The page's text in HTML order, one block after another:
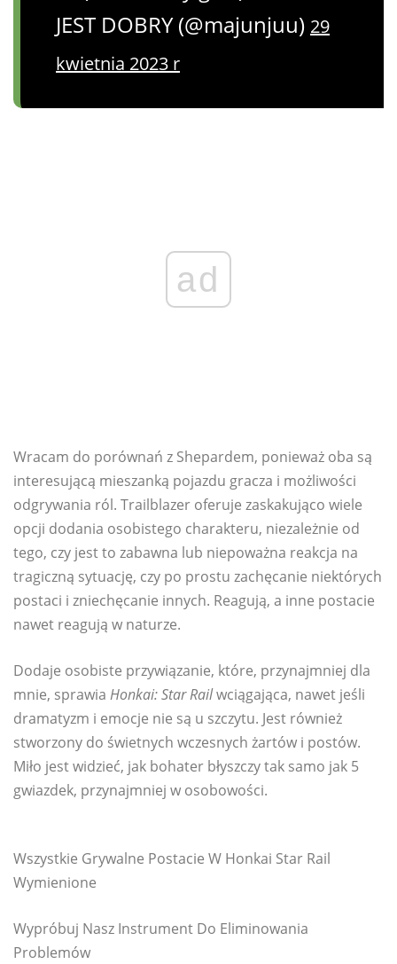
JEST DOBRY (@majunjuu) 29
kwietnia 2023 r
ad
Wracam do porównań z Shepardem, ponieważ oba są
interesującą mieszanką pojazdu gracza i możliwości
odgrywania ról. Trailblazer oferuje zaskakująco wiele
opcji dodania osobistego charakteru, niezależnie od
tego, czy jest to zabawna lub niepoważna reakcja na
tragiczną sytuację, czy po prostu zachęcanie niektórych
postaci i zniechęcanie innych. Reagują, a inne postacie
nawet reagują w naturze.
Dodaje osobiste przywiązanie, które, przynajmniej dla
mnie, sprawia Honkai: Star Railwciągająca, nawet jeśli
dramatyzm i emocje nie są u szczytu. Jest również
stworzony do świetnych wczesnych żartów i postów.
Miło jest widzieć, jak bohater błyszczy tak samo jak 5
gwiazdek, przynajmniej w osobowości.
Wszystkie Grywalne Postacie W Honkai Star Rail
Wymienione
Wypróbuj Nasz Instrument Do Eliminowania
Problemów